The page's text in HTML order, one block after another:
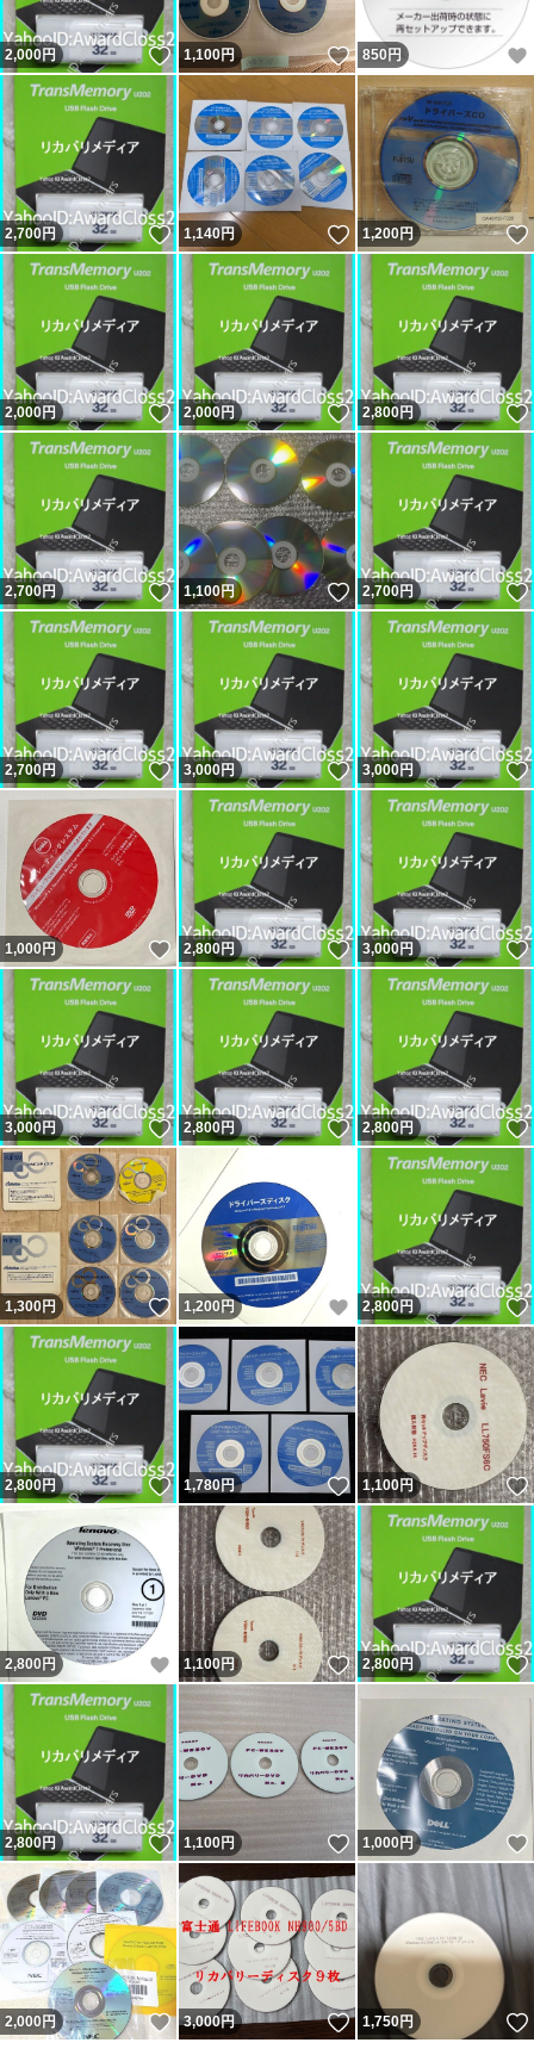
2,000円 いいね！
1,100円 いいね！
850 円
2,700円 いいね！
1,140円 いいね！
1,200円
2,000円 いいね！
2,000円 いいね！
2,800円
2,700円 いいね！
1,100円 いいね！
2,700円
2,700円 いいね！
3,000円 いいね！
3,000円
1,000円 いいね！
2,800円 いいね！
3,000円
3,000円 いいね！
2,800円 いいね！
2,800円
1,300円 いいね！
1,200円 いいね！
2,800円
2,800円 いいね！
1,780円 いいね！
1,100円
2,800円 いいね！
1,100円 いいね！
2,800円
2,800円 いいね！
1,100円 いいね！
1,000円
2,000 円 いいね！
3,000円 いいね！
1,750円